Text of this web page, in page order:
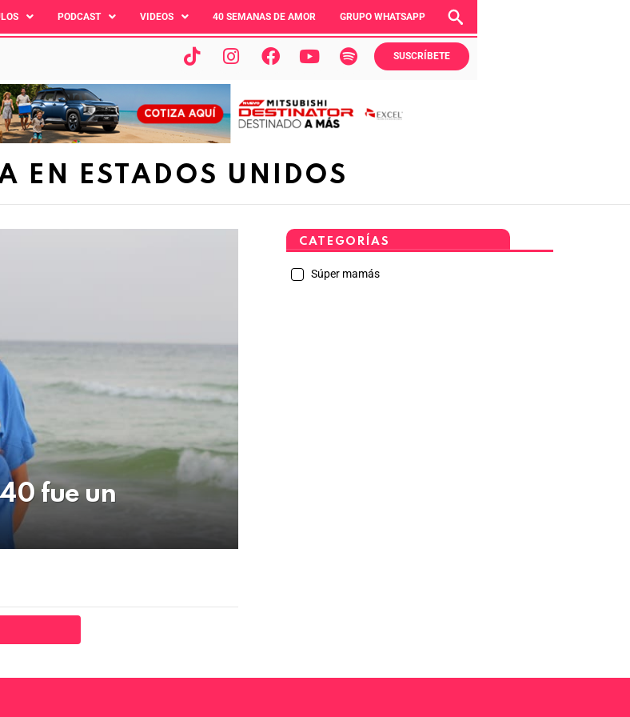
PODCAST VIDEOS 40 SEMANAS DE AMOR GRUPO WHATSAPP
SUSCRÍBETE
EN ESTADOS UNIDOS
fue un
CATEGORÍAS
Súper mamás